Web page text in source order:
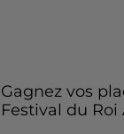
Gagnez vos
Festival du Roi